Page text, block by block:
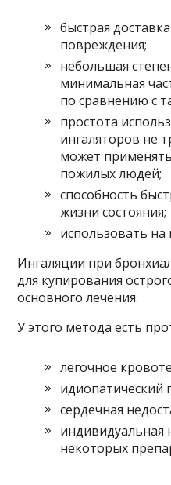
быстрая
повреждения;
небольшая
минимальная
по сравнению с
простота
ингаляторов не
может
пожилых людей;
способность
жизни состояния;
использовать на
Ингаляции при
для купирования
основного лечения.
У этого метода есть
легочное
идиопатический
сердечная
индивидуальная
некоторых